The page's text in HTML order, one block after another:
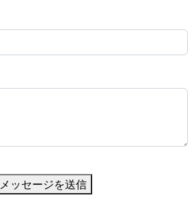
メッセージを送信